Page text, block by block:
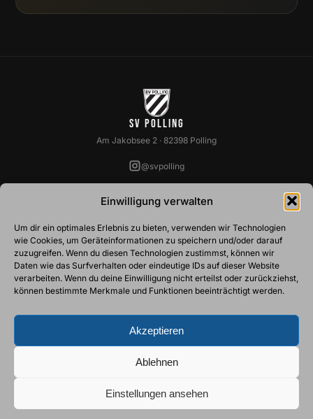
Einwilligung verwalten
Um dir ein optimales Erlebnis zu bieten, verwenden wir Technologien
wie Cookies, um Geräteinformationen zu speichern und/oder darauf
zuzugreifen. Wenn du diesen Technologien zustimmst, können wir
Daten wie das Surfverhalten oder eindeutige IDs auf dieser Website
verarbeiten. Wenn du deine Einwilligung nicht erteilst oder zurückziehst,
können bestimmte Merkmale und Funktionen beeinträchtigt werden.
Akzeptieren
Ablehnen
Einstellungen ansehen
SV Polling
Am Jakobsee 2 · 82398 Polling
@svpolling
Basketball
Ski
Tennis
Turnen
Stockschützen
VEREIN
Vorstandschaft
Abteilungsleiter
Belegungspläne
Mitgliedschaft
Downloads
Datenschutz
Kontakt